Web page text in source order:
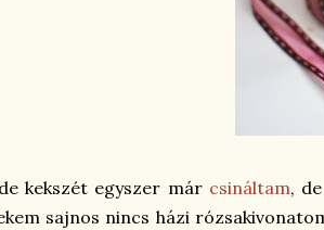
kekszét egyszer már csináltam,
sajnos nincs házi